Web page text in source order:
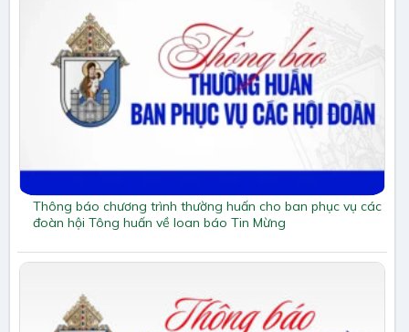
Thông báo chương trình thường huấn cho ban phục vụ các
đoàn hội Tông huấn về loan báo Tin Mừng